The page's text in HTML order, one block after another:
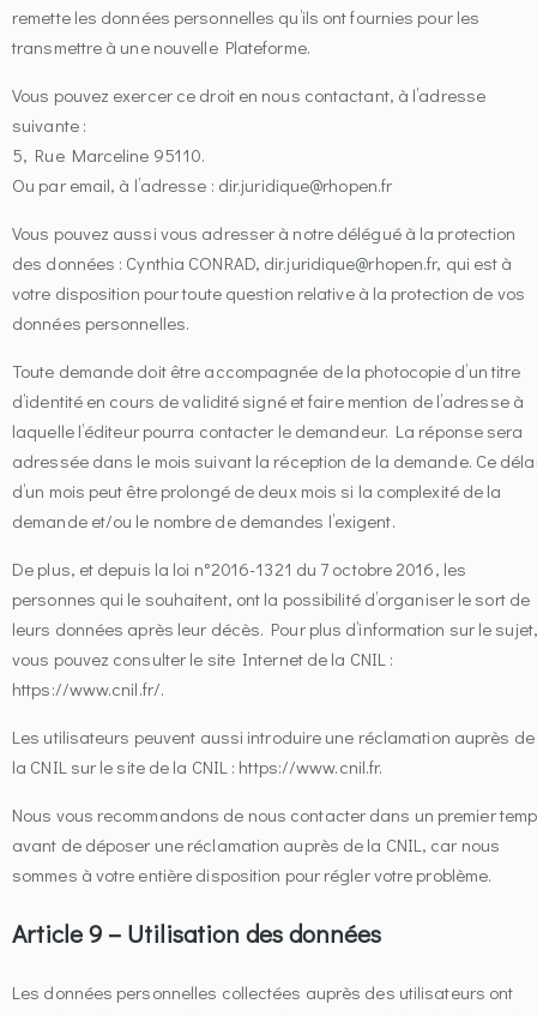
remette les données personnelles qu’ils ont fournies pour les
transmettre à une nouvelle Plateforme.
Vous pouvez exercer ce droit en nous contactant, à l’adresse
suivante :
5, Rue Marceline 95110.
Ou par email, à l’adresse : dir.juridique@rhopen.fr
Vous pouvez aussi vous adresser à notre délégué à la protection
des données : Cynthia CONRAD, dir.juridique@rhopen.fr, qui est à
votre disposition pour toute question relative à la protection de vos
données personnelles.
Toute demande doit être accompagnée de la photocopie d’un titre
d’identité en cours de validité signé et faire mention de l’adresse à
laquelle l’éditeur pourra contacter le demandeur. La réponse sera
adressée dans le mois suivant la réception de la demande. Ce
d’un mois peut être prolongé de deux mois si la complexité de la
demande et/ou le nombre de demandes l’exigent.
De plus, et depuis la loi n°2016-1321 du 7 octobre 2016, les
personnes qui le souhaitent, ont la possibilité d’organiser le sort de
leurs données après leur décès. Pour plus d’information sur le sujet,
vous pouvez consulter le site Internet de la CNIL :
https://www.cnil.fr/.
Les utilisateurs peuvent aussi introduire une réclamation auprès de
la CNIL sur le site de la CNIL : https://www.cnil.fr.
Nous vous recommandons de nous contacter dans un premier
avant de déposer une réclamation auprès de la CNIL, car nous
sommes à votre entière disposition pour régler votre problème.
Article 9 – Utilisation des données
Les données personnelles collectées auprès des utilisateurs ont